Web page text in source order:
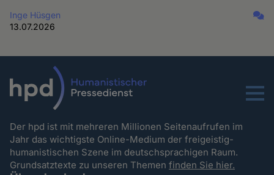
Inge Hüsgen
13.07.2026
Menu
Der hpd ist mit mehreren Millionen Seitenaufrufen im
Jahr das wichtigste Online-Medium der freigeistig-
humanistischen Szene im deutschsprachigen Raum.
Grundsatztexte zu unseren Themenfinden Sie hier.